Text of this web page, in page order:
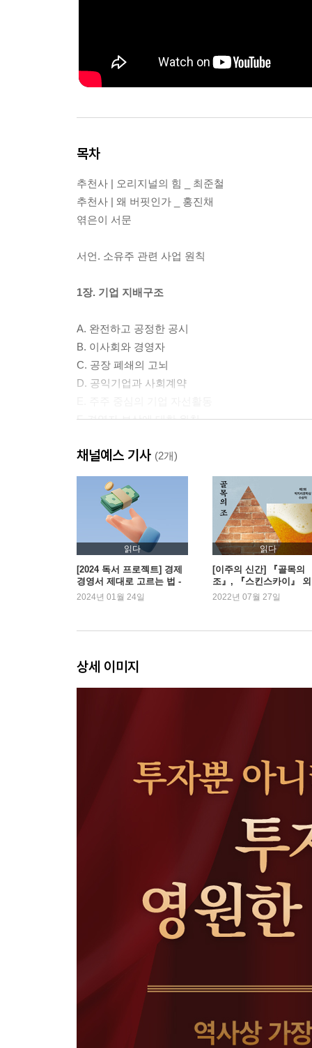
목차
추천사 | 오리지널의 힘 _ 최준철
추천사 | 왜 버핏인가 _ 홍진채
엮은이 서문
서언. 소유주 관련 사업 원칙
1장. 기업 지배구조
A. 완전하고 공정한 공시
B. 이사회와 경영자
C. 공장 폐쇄의 고뇌
D. 공익기업과 사회계약
F. 경영자 보상에 대한 원칙
H. 주인의식 투철한 기업문화
2장. 투자
A. 부동산 투자와 주식 투자
B. 미스터 마켓
C. 차익거래의 조건
D. 효율적 시장 이론에 대한 반박
E. ‘가치투자’는 군더더기 용어
3장. 주식의 대안
C. 제로쿠폰채권과 스키 마스크를 쓴 강도
D. 우선주 투자
F. 재정적자는 괜찮지만 경상수지적자는 곤란하다
G. 집은 구입하는 게 아니라 보유하는 것
A. 결국 인덱스펀드가 승리한다
B. 회사에 적합한 주주
C. 주식분할과 보이지 않는 발
D. 버크셔 B주 발행
E. 자사주 매입의 조건
F. 배당과 자본배분
채널예스 기사 (2개)
읽다
[2024 독서 프로젝트] 경제
경영서 제대로 고르는 법 -
김얀 작가
2024년 01월 24일
읽다
[이주의 신간] 『골목의
조』, 『스킨스카이』 외
2022년 07월 27일
상세 이미지